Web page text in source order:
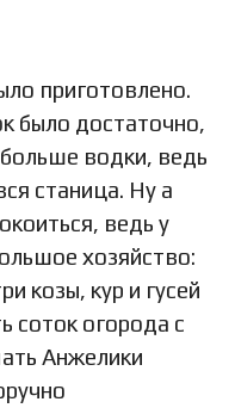
приготовлено.
было достаточно,
водки, ведь
станица. Ну а
ведь у
хозяйство:
козы, кур и гусей
соток огорода с
Анжелики